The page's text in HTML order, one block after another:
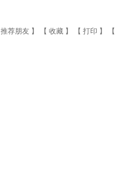
推荐朋友 】 【 收藏 】 【 打印 】 【